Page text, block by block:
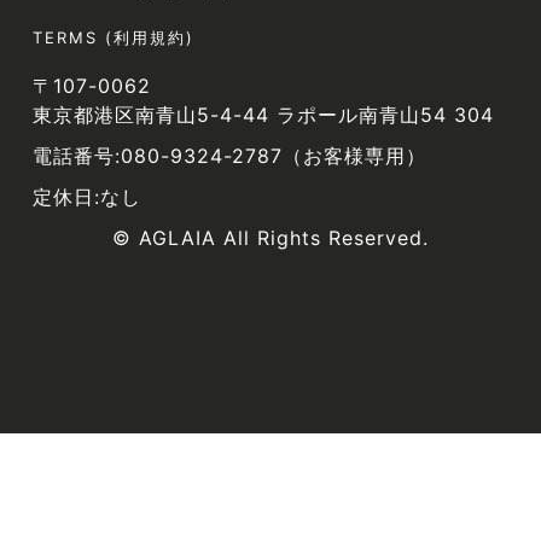
TERMS (利用規約)
〒107-0062
東京都港区南青山5-4-44 ラポール南青山54 304
電話番号:080-9324-2787（お客様専用）
定休日:なし
© AGLAIA All Rights Reserved.